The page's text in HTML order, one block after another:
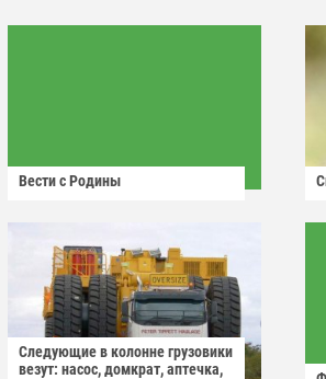
Вести с Родины
Следующие в колонне грузовики
везут: насос, домкрат, аптечка,